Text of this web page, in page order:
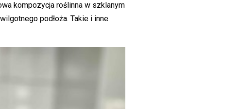
kompozycja roślinna w szklanym
podłoża. Takie i inne